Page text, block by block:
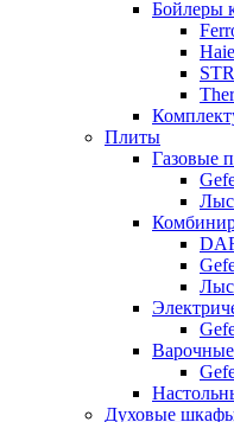
Бойлеры
Плиты
Газовые
Духовые